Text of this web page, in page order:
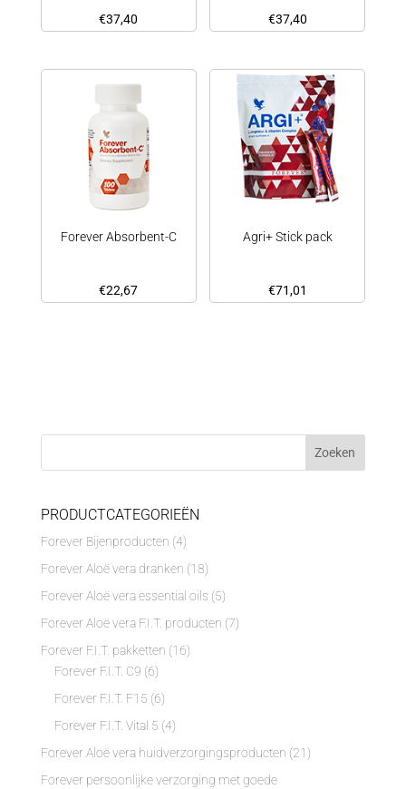
€37,40 €37,40
Forever Absorbent-C
€22,67
Agri+ Stick pack
€71,01
PRODUCTCATEGORIEËN
Forever Bijenproducten (4)
Forever Aloë vera dranken (18)
Forever Aloë vera essential oils (5)
Forever Aloë vera F.I.T. producten (7)
Forever F.I.T. pakketten (16)
Forever F.I.T. C9 (6)
Forever F.I.T. F15 (6)
Forever F.I.T. Vital 5 (4)
Forever Aloë vera huidverzorgingsproducten (21)
Forever persoonlijke verzorging met goede